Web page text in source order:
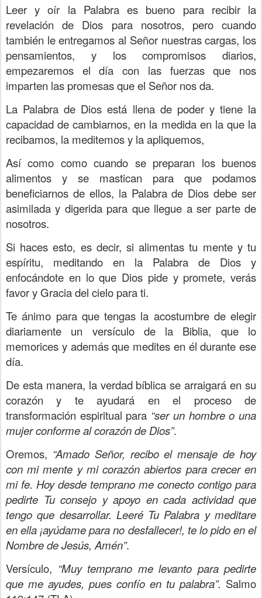
Leer y oír la Palabra es bueno para recibir la
revelación de Dios para nosotros, pero cuando
también le entregamos al Señor nuestras cargas, los
pensamientos, y los compromisos diarios,
empezaremos el día con las fuerzas que nos
imparten las promesas que el Señor nos da.
La Palabra de Dios está llena de poder y tiene la
capacidad de cambiarnos, en la medida en la que la
recibamos, la meditemos y la apliquemos,
Así como como cuando se preparan los buenos
alimentos y se mastican para que podamos
beneficiarnos de ellos, la Palabra de Dios debe ser
asimilada y digerida para que llegue a ser parte de
nosotros.
Si haces esto, es decir, si alimentas tu mente y tu
espíritu, meditando en la Palabra de Dios y
enfocándote en lo que Dios pide y promete, verás
favor y Gracia del cielo para ti.
Te ánimo para que tengas la acostumbre de elegir
diariamente un versículo de la Biblia, que lo
memorices y además que medites en él durante ese
día.
De esta manera, la verdad bíblica se arraigará en su
corazón y te ayudará en el proceso de
transformación espiritual para “ser un hombre o una
mujer conforme al corazón de Dios”.
Oremos, “Amado Señor, recibo el mensaje de hoy
con mi mente y mi corazón abiertos para crecer en
mi fe. Hoy desde temprano me conecto contigo para
pedirte Tu consejo y apoyo en cada actividad que
tengo que desarrollar. Leeré Tu Palabra y meditare
en ella ¡ayúdame para no desfallecer!, te lo pido en el
Nombre de Jesús, Amén”.
Versículo, “Muy temprano me levanto para pedirte
que me ayudes, pues confío en tu palabra”. Salmo